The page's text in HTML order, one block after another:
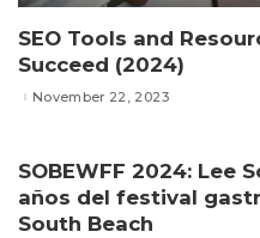
SEO Tools and
Succeed (2024)
November 22, 2023
SOBEWFF 2024: Lee
años del festival
South Beach